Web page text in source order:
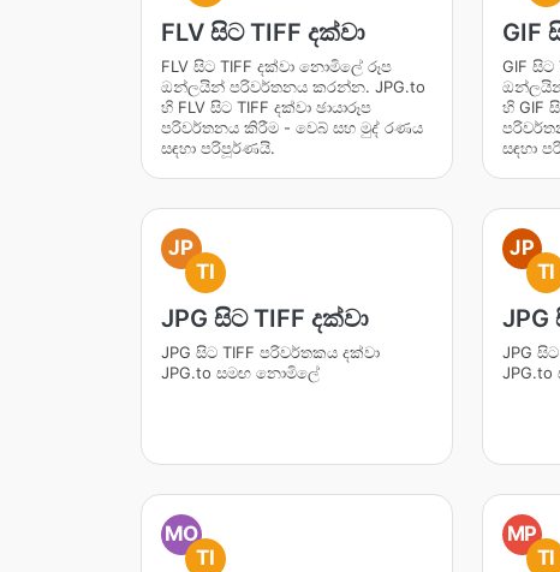
FLV සිට TIFF දක්වා
FLV සිට TIFF දක්වා නොමිලේ රූප
ඔන්ලයින් පරිවර්තනය කරන්න. JPG.to
හි FLV සිට TIFF දක්වා ඡායාරූප
පරිවර්තනය කිරීම - වෙබ් සහ මුද් රණය
සඳහා පරිපූර්ණයි.
GIF
GIF
හි GIF
සඳහා
JP
TI
JPG සිට TIFF දක්වා
JPG සිට TIFF පරිවර්තකය දක්වා
JPG.to සමඟ නොමිලේ
JP
TI
JPG
JPG
MO
TI
MP
TI